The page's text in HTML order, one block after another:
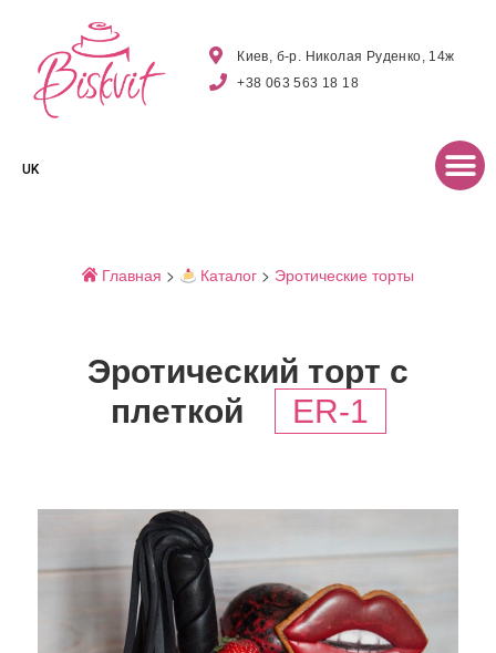
Киев, б-р. Николая Руденко, 14ж
+38 063 563 18 18
UK
Главная > Каталог > Эротические торты
Эротический торт с
плеткой
ER-1